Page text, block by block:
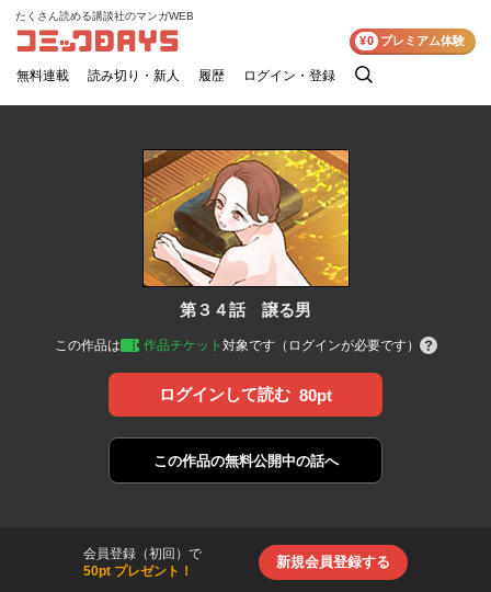
コミックDAYS
たくさん読める講談社のマンガWEB
無料連載 読み切り・新人 履歴 ログイン・登録
検
¥0 プレミアム体験
第３４話 譲る男
この作品は 作品チケット 対象です（ログインが必要です）
ログインして読む 80pt
この作品の無料公開中の話へ
会員登録（初回）で
50pt プレゼント！
新規会員登録する